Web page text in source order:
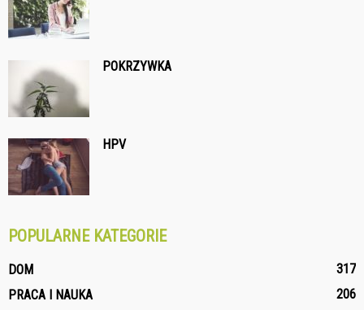
POKRZYWKA
HPV
POPULARNE KATEGORIE
DOM
317
PRACA I NAUKA
206